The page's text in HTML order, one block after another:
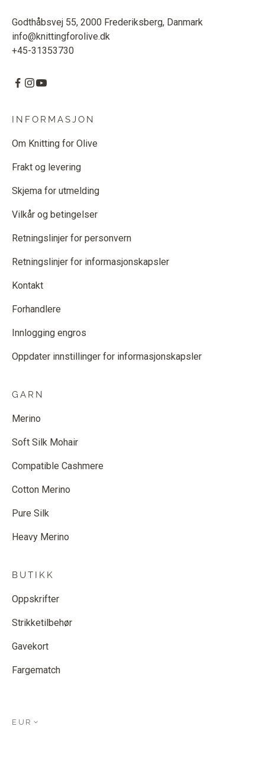
Godthåbsvej 55, 2000 Frederiksberg, Danmark
info@knittingforolive.dk
+45-31353730
INFORMASJON
Om Knitting for Olive
Frakt og levering
Skjema for utmelding
Vilkår og betingelser
Retningslinjer for personvern
Retningslinjer for informasjonskapsler
Kontakt
Forhandlere
Innlogging engros
Oppdater innstillinger for informasjonskapsler
GARN
Merino
Soft Silk Mohair
Compatible Cashmere
Cotton Merino
Pure Silk
Heavy Merino
BUTIKK
Oppskrifter
Strikketilbehør
Gavekort
Fargematch
EUR